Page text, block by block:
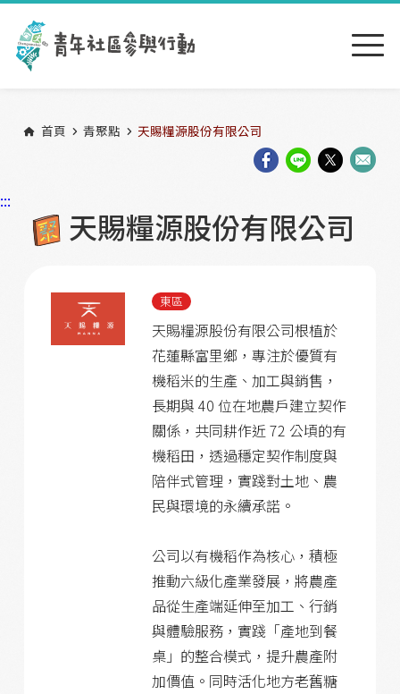
跳到主要內容區塊
首頁 青聚點 天賜糧源股份有限公司
:::
天賜糧源股份有限公司
東區
天賜糧源股份有限公司根植於
花蓮縣富里鄉，專注於優質有
機稻米的生產、加工與銷售，
長期與 40 位在地農戶建立契作
關係，共同耕作近 72 公頃的有
機稻田，透過穩定契作制度與
陪伴式管理，實踐對土地、農
民與環境的永續承諾。
公司以有機稻作為核心，積極
推動六級化產業發展，將農產
品從生產端延伸至加工、行銷
與體驗服務，實踐「產地到餐
桌」的整合模式，提升農產附
加價值。同時活化地方老舊糖